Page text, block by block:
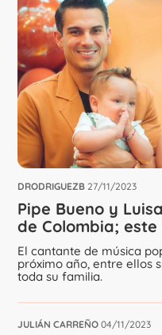
DRODRIGUEZB 27/11/2023
Pipe Bueno y
de Colombia;
El cantante de música
próximo año, entre ellos
toda su familia.
JULIÁN CARREÑO 04/11/2023